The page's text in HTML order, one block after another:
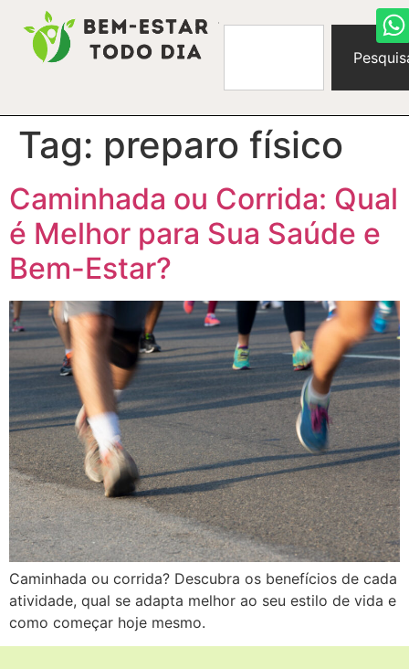
Tag: preparo físico
Caminhada ou Corrida: Qual
é Melhor para Sua Saúde e
Bem-Estar?
Caminhada ou corrida? Descubra os benefícios de cada
atividade, qual se adapta melhor ao seu estilo de vida e
como começar hoje mesmo.